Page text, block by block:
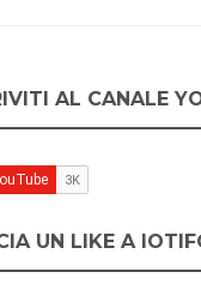
AL CANALE
UN LIKE A